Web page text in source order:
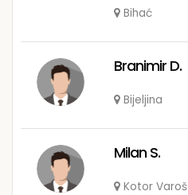
Bihać
Branimir D.
Bijeljina
Milan S.
Kotor Varoš